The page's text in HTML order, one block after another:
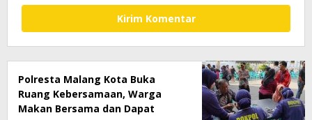
Polresta Malang Kota Buka
Ruang Kebersamaan, Warga
Makan Bersama dan Dapat